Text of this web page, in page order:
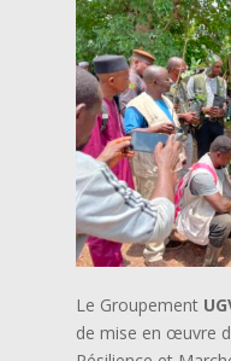
Le Groupement
de mise en œuvre